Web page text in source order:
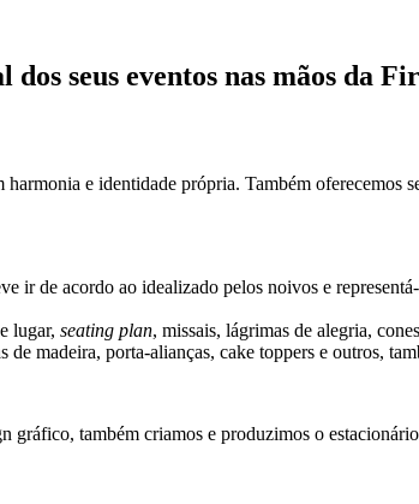
seus eventos nas mãos da
e identidade própria. Também
ir de acordo ao idealizado pelos noivos e
lugar, seating plan, missais, lágrimas de alegria,
de madeira, porta-alianças, cake toppers e outros,
gráfico, também criamos e produzimos o